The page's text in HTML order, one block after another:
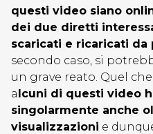
questi video siano
dei due diretti
scaricati e ricaricati da
secondo caso, si
un grave reato. Quel
alcuni di questi video
singolarmente anche
visualizzazioni e